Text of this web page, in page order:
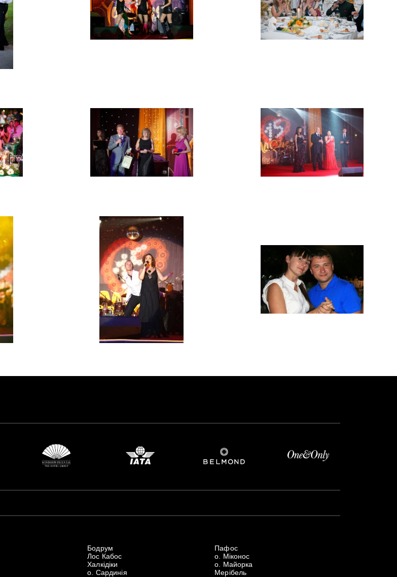
Бодрум
Лос Кабос
Халкідіки
о. Сардинія
Пафос
о. Міконос
о. Майорка
Мерібель